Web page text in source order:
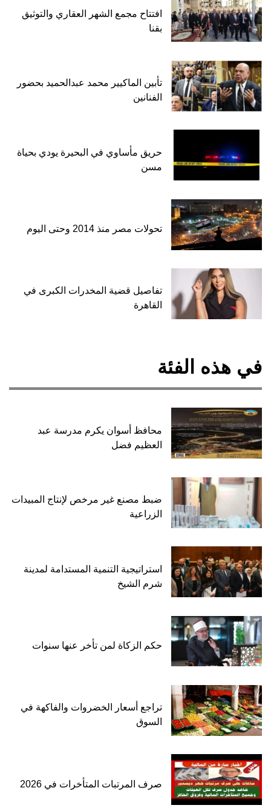
افتتاح مجمع الشهر العقاري والتوثيق
بقنا
تأبين الماكيير محمد عبدالحميد بحضور
الفنانين
حريق مأساوي في البحيرة يودي بحياة
مسن
تحولات مصر منذ 2014 وحتى اليوم
تفاصيل قضية المخدرات الكبرى في
القاهرة
في هذه الفئة
محافظ أسوان يكرم مدرسة عبد
العظيم فضل
ضبط مصنع غير مرخص لإنتاج المبيدات
الزراعية
استراتيجية التنمية المستدامة لمدينة
شرم الشيخ
حكم الزكاة لمن تأخر عنها سنوات
تراجع أسعار الخضروات والفاكهة في
السوق
صرف المرتبات المتأخرات في 2026